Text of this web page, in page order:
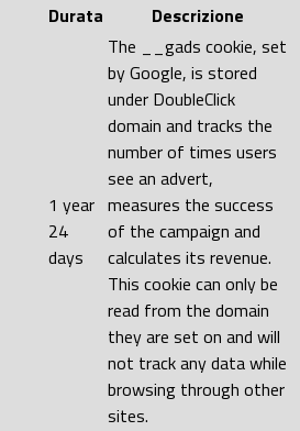
Durata Descrizione
1 year
24
days
The __gads cookie, set
by Google, is stored
under DoubleClick
domain and tracks the
number of times users
see an advert,
measures the success
of the campaign and
calculates its revenue.
This cookie can only be
read from the domain
they are set on and will
not track any data while
browsing through other
sites.